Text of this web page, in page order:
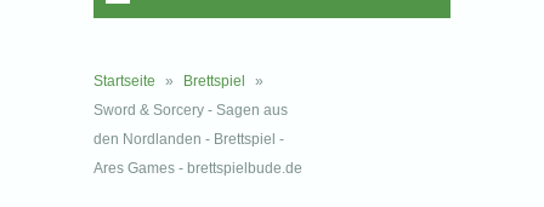
Startseite » Brettspiel
»
Sword & Sorcery - Sagen aus
den Nordlanden - Brettspiel -
Ares Games - brettspielbude.de